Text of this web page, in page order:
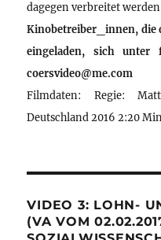
dagegen verbreitet
Kinobetreiber_innen, die
eingeladen, sich unter
coersvideo@me.com
Filmdaten: Regie:
Deutschland 2016 2:20
VIDEO 3: LOHN-
(VA VOM